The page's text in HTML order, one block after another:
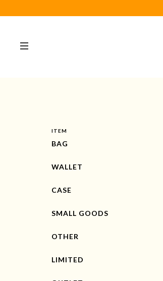
ITEM
BAG
WALLET
CASE
SMALL GOODS
OTHER
LIMITED